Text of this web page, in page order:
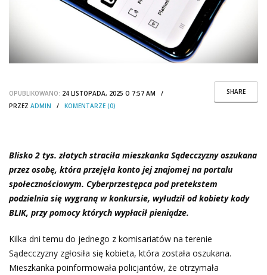
SHARE
OPUBLIKOWANO: 24 LISTOPADA, 2025 O 7:57 AM /
PRZEZ ADMIN / KOMENTARZE (0)
Blisko 2 tys. złotych straciła mieszkanka Sądecczyzny oszukana
przez osobę, która przejęła konto jej znajomej na portalu
społecznościowym. Cyberprzestępca pod pretekstem
podzielnia się wygraną w konkursie, wyłudził od kobiety kody
BLIK, przy pomocy których wypłacił pieniądze.
Kilka dni temu do jednego z komisariatów na terenie
Sądecczyzny zgłosiła się kobieta, która została oszukana.
Mieszkanka poinformowała policjantów, że otrzymała